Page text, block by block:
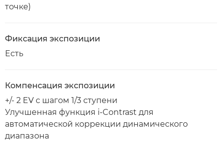
точке)
Фиксация экспозиции
Есть
Компенсация экспозиции
+/- 2 EV с шагом 1/3 ступени
Улучшенная функция i-Contrast для
автоматической коррекции динамического
диапазона